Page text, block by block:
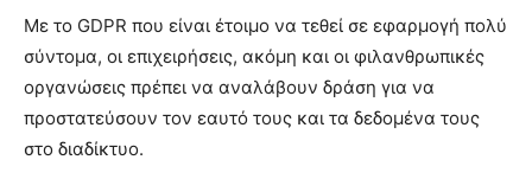
Με το GDPR που είναι έτοιμο να τεθεί σε εφαρμογή πολύ
σύντομα, οι επιχειρήσεις, ακόμη και οι φιλανθρωπικές
οργανώσεις πρέπει να αναλάβουν δράση για να
προστατεύσουν τον εαυτό τους και τα δεδομένα τους
στο διαδίκτυο.